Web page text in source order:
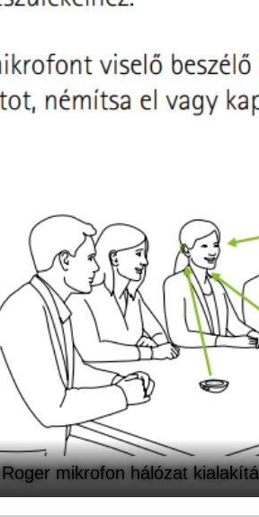
Roger mikrofon hálózat